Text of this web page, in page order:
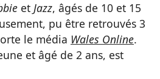
et Jazz, âgés de 10 et 15
pu être retrouvés 3
le média Wales Online.
et âgé de 2 ans, est